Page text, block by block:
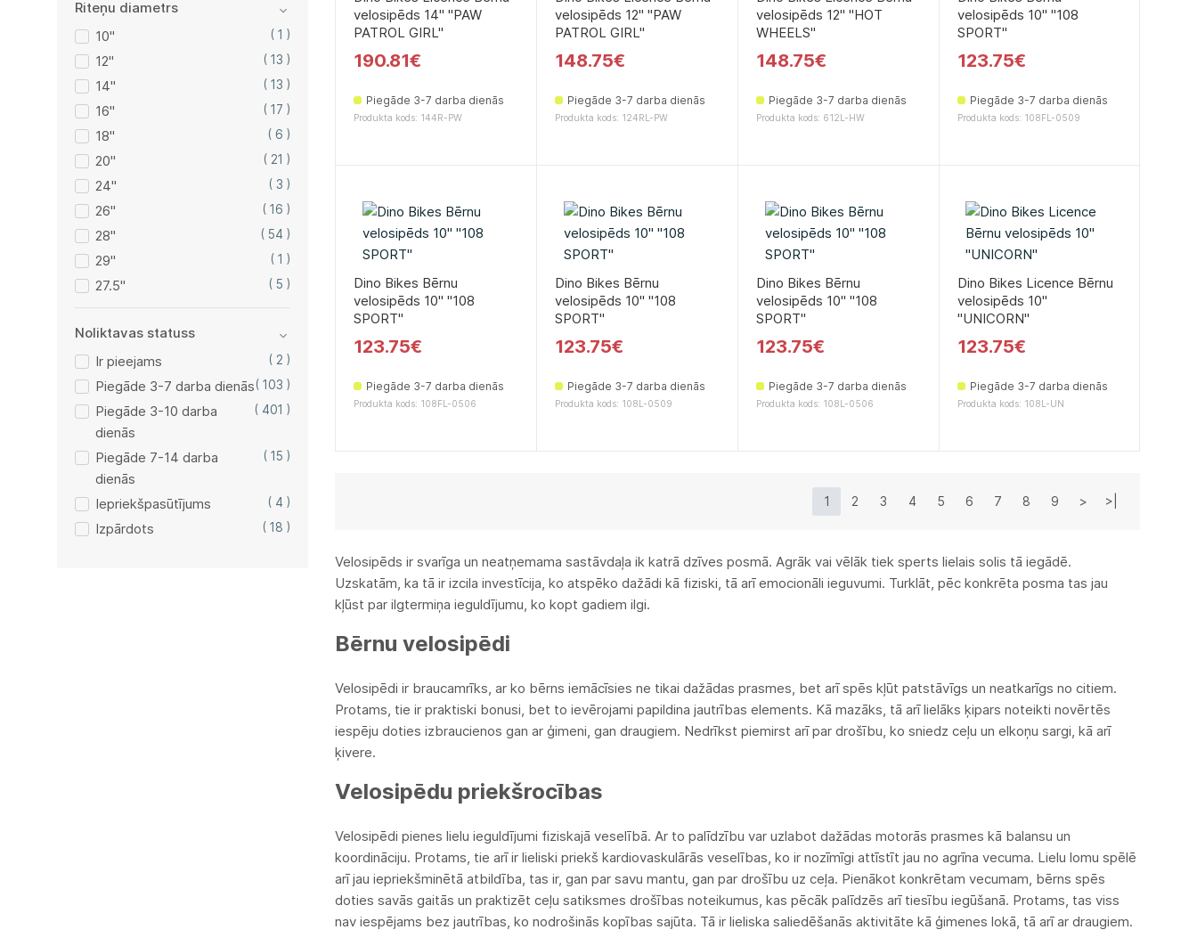
Riteņu diametrs
10"
( 1 )
12" ( 13 )
14" ( 13 )
16" ( 17 )
18" ( 6 )
20" ( 21 )
24" ( 3 )
26" ( 16 )
28" ( 54 )
29" ( 1 )
27.5" ( 5 )
Noliktavas statuss
Ir pieejams
( 2 )
Piegāde 3-7 darba dienās( 103 )
Piegāde 3-10 darba
dienās
( 401 )
Piegāde 7-14 darba
dienās
( 15 )
Iepriekšpasūtījums ( 4 )
Izpārdots ( 18 )
velosipēds 14'' ''PAW
PATROL GIRL''
190.81€
Piegāde 3-7 darba dienās
Produkta kods: 144R-PW
velosipēds 12'' ''PAW
PATROL GIRL''
148.75€
Piegāde 3-7 darba dienās
Produkta kods: 124RL-PW
velosipēds 12'' ''HOT
WHEELS''
148.75€
Piegāde 3-7 darba dienās
Produkta kods: 612L-HW
velosipēds 10'' ''108
SPORT''
123.75€
Piegāde 3-7 darba dienās
Produkta kods: 108FL-0509
Dino Bikes Bērnu
velosipēds 10'' ''108
SPORT''
123.75€
Piegāde 3-7 darba dienās
Produkta kods: 108FL-0506
Dino Bikes Bērnu
velosipēds 10'' ''108
SPORT''
123.75€
Piegāde 3-7 darba dienās
Produkta kods: 108L-0509
Dino Bikes Bērnu
velosipēds 10'' ''108
SPORT''
123.75€
Piegāde 3-7 darba dienās
Produkta kods: 108L-0506
Dino Bikes Licence Bērnu
velosipēds 10''
''UNICORN''
123.75€
Piegāde 3-7 darba dienās
Produkta kods: 108L-UN
1 2 3 4 5 6 7 8 9 > >|
Velosipēds ir svarīga un neatņemama sastāvdaļa ik katrā dzīves posmā. Agrāk vai vēlāk tiek sperts lielais solis tā iegādē.
Uzskatām, ka tā ir izcila investīcija, ko atspēko dažādi kā fiziski, tā arī emocionāli ieguvumi. Turklāt, pēc konkrēta posma tas jau
kļūst par ilgtermiņa ieguldījumu, ko kopt gadiem ilgi.
Bērnu velosipēdi
Velosipēdi ir braucamrīks, ar ko bērns iemācīsies ne tikai dažādas prasmes, bet arī spēs kļūt patstāvīgs un neatkarīgs no citiem.
Protams, tie ir praktiski bonusi, bet to ievērojami papildina jautrības elements. Kā mazāks, tā arī lielāks ķipars noteikti novērtēs
iespēju doties izbraucienos gan ar ģimeni, gan draugiem. Nedrīkst piemirst arī par drošību, ko sniedz ceļu un elkoņu sargi, kā arī
ķivere.
Velosipēdu priekšrocības
Velosipēdi pienes lielu ieguldījumi fiziskajā veselībā. Ar to palīdzību var uzlabot dažādas motorās prasmes kā balansu un
koordināciju. Protams, tie arī ir lieliski priekš kardiovaskulārās veselības, ko ir nozīmīgi attīstīt jau no agrīna vecuma. Lielu lomu spēlē
arī jau iepriekšminētā atbildība, tas ir, gan par savu mantu, gan par drošību uz ceļa. Pienākot konkrētam vecumam, bērns spēs
doties savās gaitās un praktizēt ceļu satiksmes drošības noteikumus, kas pēcāk palīdzēs arī tiesību iegūšanā. Protams, tas viss
nav iespējams bez jautrības, ko nodrošinās kopības sajūta. Tā ir lieliska saliedēšanās aktivitāte kā ģimenes lokā, tā arī ar draugiem.